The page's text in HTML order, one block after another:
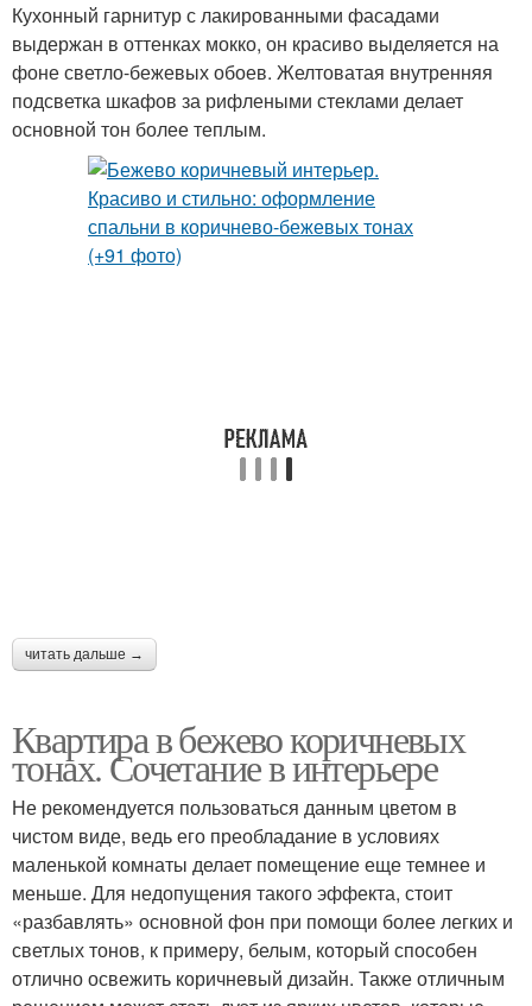
Кухонный гарнитур с лакированными фасадами
выдержан в оттенках мокко, он красиво выделяется на
фоне светло-бежевых обоев. Желтоватая внутренняя
подсветка шкафов за рифлеными стеклами делает
основной тон более теплым.
читать дальше →
Квартира в бежево коричневых
тонах. Сочетание в интерьере
Не рекомендуется пользоваться данным цветом в
чистом виде, ведь его преобладание в условиях
маленькой комнаты делает помещение еще темнее и
меньше. Для недопущения такого эффекта, стоит
«разбавлять» основной фон при помощи более легких и
светлых тонов, к примеру, белым, который способен
отлично освежить коричневый дизайн. Также отличным